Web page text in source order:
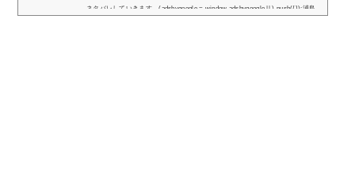
ネタバレしていきます。(adsbygoogle = window.adsbygoogle || ).push({});浦島